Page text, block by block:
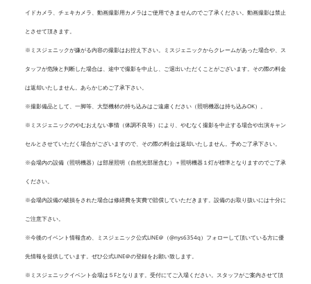
イドカメラ、チェキカメラ、動画撮影用カメラはご使用できませんのでご了承ください。動画撮影は禁止
とさせて頂きます。
※ミスジェニックが嫌がる内容の撮影はお控え下さい。ミスジェニックからクレームがあった場合や、ス
タッフが危険と判断した場合は、途中で撮影を中止し、ご退出いただくことがございます。その際の料金
は返却いたしません。あらかじめご了承下さい。
※撮影備品として、一脚等、大型機材の持ち込みはご遠慮ください（照明機器は持ち込みOK）。
※ミスジェニックのやむおえない事情（体調不良等）により、やむなく撮影を中止する場合や出演キャン
セルとさせていただく場合がございますので、その際の料金は返却いたしません。予めご了承下さい。
※会場内の設備（照明機器）は部屋照明（自然光部屋含む）＋照明機器１灯が標準となりますのでご了承
ください。
※会場内設備の破損をされた場合は修繕費を実費で賠償していただきます。設備のお取り扱いには十分に
ご注意下さい。
※今後のイベント情報含め、ミスジェニック公式LINE＠（@nys6354q）フォローして頂いている方に優
先情報を提供しています。ぜひ公式LINE＠の登録をお願い致します。
※ミスジェニックイベント会場は５Fとなります。受付にてご入場ください。スタッフがご案内させて頂